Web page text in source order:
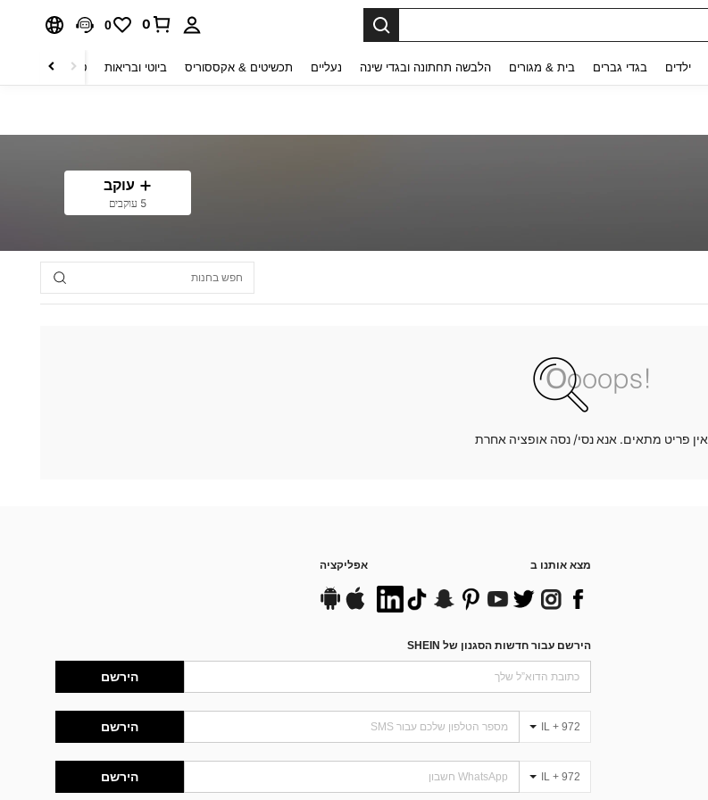
0
0
ילדים בגדי גברים בית & מגורים הלבשה תחתונה ובגדי שינה נעליים תכשיטים & אקססוריס ביוטי ובריאות טקסטיל לבית
עוקב
5 עוקבים
אין פריט מתאים. אנא נסי/ נסה אופציה אחרת
מצא אותנו ב אפליקציה
הירשם עבור חדשות הסגנון של SHEIN
הירשם
IL + 972 הירשם
IL + 972 הירשם